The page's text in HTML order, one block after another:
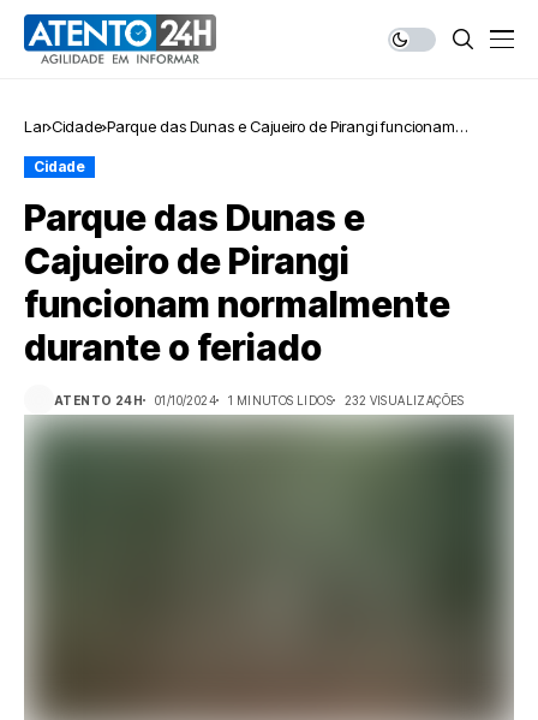
Lar Cidade Parque das Dunas e Cajueiro de Pirangi funcionam
Cidade
Parque das Dunas e
Cajueiro de Pirangi
funcionam normalmente
durante o feriado
ATENTO 24H 01/10/2024 1 MINUTOS LIDOS 232 VISUALIZAÇÕES